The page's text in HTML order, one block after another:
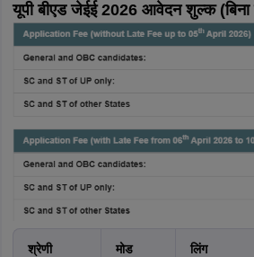
यूपी बीएड जेईई 2026 आवेदन शुल्क
श्रेणी मोड लिंग